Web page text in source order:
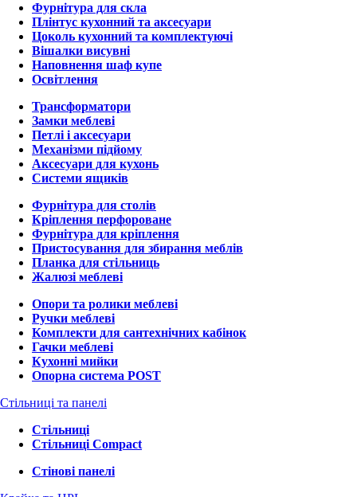
Фурнітура для скла
Плінтус кухонний та аксесуари
Цоколь кухонний та комплектуючі
Вішалки висувні
Наповнення шаф купе
Освітлення
Трансформатори
Замки меблеві
Петлі і аксесуари
Механізми підйому
Аксесуари для кухонь
Системи ящиків
Фурнітура для столів
Кріплення перфороване
Фурнітура для кріплення
Пристосування для збирання меблів
Планка для стільниць
Жалюзі меблеві
Опори та ролики меблеві
Ручки меблеві
Комплекти для сантехнічних кабінок
Гачки меблеві
Кухонні мийки
Опорна система POST
Стільниці та панелі
Стільниці
Стільниці Compact
Стінові панелі